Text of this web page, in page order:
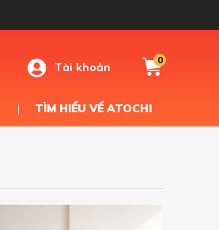
Tài khoản
0
TÌM HIỂU VỀ ATOCHI